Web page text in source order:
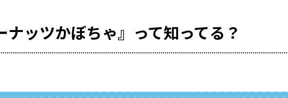
ナッツかぼちゃ』って知ってる？